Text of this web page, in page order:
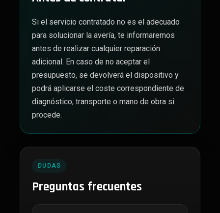
Si el servicio contratado no es el adecuado
para solucionar la avería, te informaremos
antes de realizar cualquier reparación
adicional. En caso de no aceptar el
presupuesto, se devolverá el dispositivo y
podrá aplicarse el coste correspondiente de
diagnóstico, transporte o mano de obra si
procede.
DUDAS
Preguntas frecuentes